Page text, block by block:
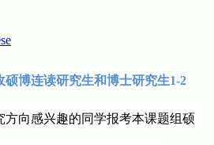
硕博连读研究生和博士研究生1-2
方向感兴趣的同学报考本课题组硕